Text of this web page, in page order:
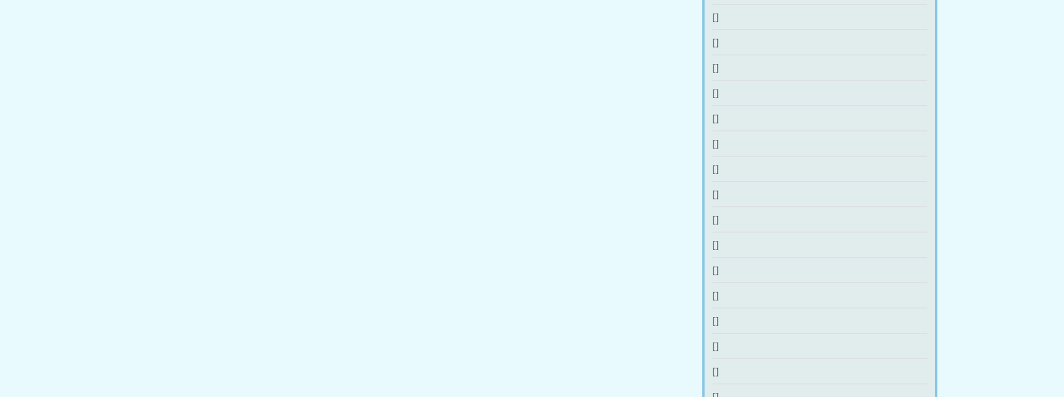
[]
[]
[]
[]
[]
[]
[]
[]
[]
[]
[]
[]
[]
[]
[]